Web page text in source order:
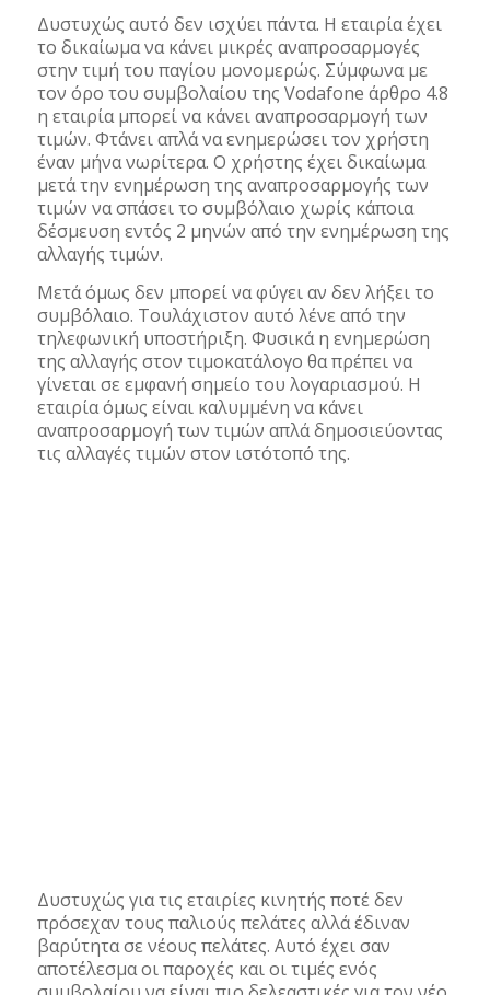
Δυστυχώς αυτό δεν ισχύει πάντα. Η εταιρία έχει
το δικαίωμα να κάνει μικρές αναπροσαρμογές
στην τιμή του παγίου μονομερώς. Σύμφωνα με
τον όρο του συμβολαίου της Vodafone άρθρο 4.8
η εταιρία μπορεί να κάνει αναπροσαρμογή των
τιμών. Φτάνει απλά να ενημερώσει τον χρήστη
έναν μήνα νωρίτερα. Ο χρήστης έχει δικαίωμα
μετά την ενημέρωση της αναπροσαρμογής των
τιμών να σπάσει το συμβόλαιο χωρίς κάποια
δέσμευση εντός 2 μηνών από την ενημέρωση της
αλλαγής τιμών.
Μετά όμως δεν μπορεί να φύγει αν δεν λήξει το
συμβόλαιο. Τουλάχιστον αυτό λένε από την
τηλεφωνική υποστήριξη. Φυσικά η ενημερώση
της αλλαγής στον τιμοκατάλογο θα πρέπει να
γίνεται σε εμφανή σημείο του λογαριασμού. Η
εταιρία όμως είναι καλυμμένη να κάνει
αναπροσαρμογή των τιμών απλά δημοσιεύοντας
τις αλλαγές τιμών στον ιστότοπό της.
Δυστυχώς για τις εταιρίες κινητής ποτέ δεν
πρόσεχαν τους παλιούς πελάτες αλλά έδιναν
βαρύτητα σε νέους πελάτες. Αυτό έχει σαν
αποτέλεσμα οι παροχές και οι τιμές ενός